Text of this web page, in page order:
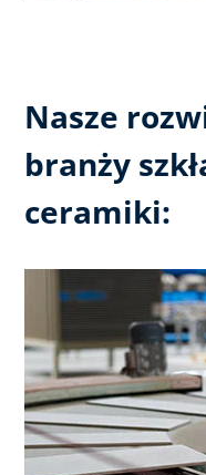
Nasze
branży
ceramiki: